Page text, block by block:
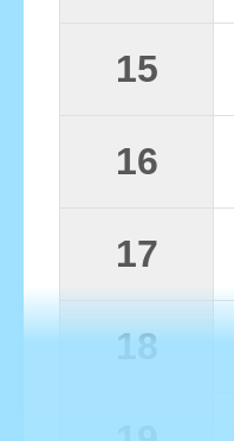
15
16
17
18